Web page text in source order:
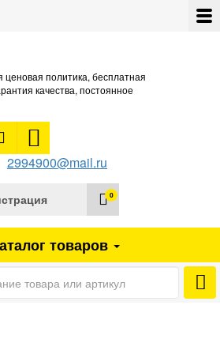
ценовая политика, бесплатная
качества, постоянное
2994900@mail.ru
0
товаров